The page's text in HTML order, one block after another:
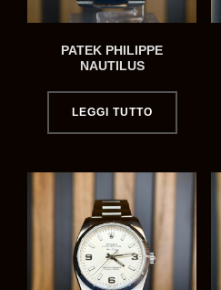
PATEK PHILIPPE
NAUTILUS
LEGGI TUTTO